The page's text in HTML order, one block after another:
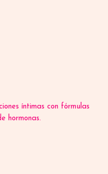
íntimas con fórmulas
hormonas.